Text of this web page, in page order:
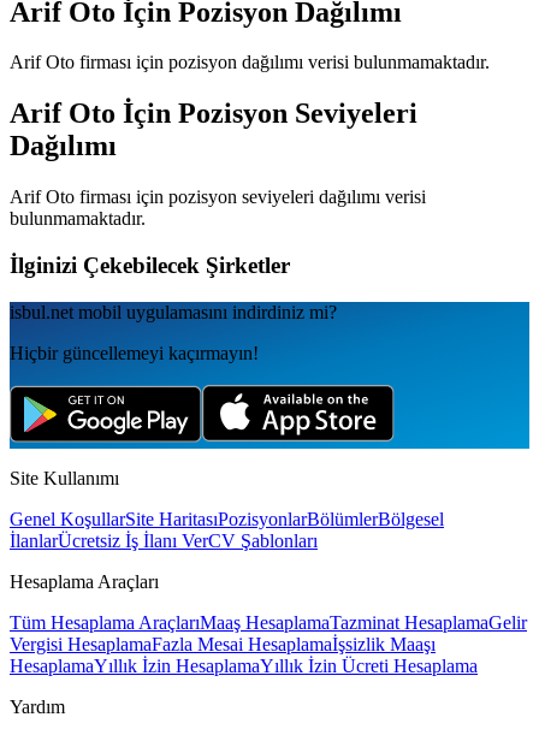
Arif Oto İçin Pozisyon Dağılımı
Arif Oto firması için pozisyon dağılımı verisi bulunmamaktadır.
Arif Oto İçin Pozisyon Seviyeleri
Dağılımı
Arif Oto firması için pozisyon seviyeleri dağılımı verisi
bulunmamaktadır.
İlginizi Çekebilecek Şirketler
isbul.net mobil uygulamаsını indirdiniz mi?
Hiçbir güncellemeyi kaçırmayın!
Site Kullanımı
Genel KoşullarSite HaritasıPozisyonlarBölümlerBölgesel
İlanlarÜcretsiz İş İlanı VerCV Şablonları
Hesaplama Araçları
Tüm Hesaplama AraçlarıMaaş HesaplamaTazminat HesaplamaGelir
Vergisi HesaplamaFazla Mesai Hesaplamaİşsizlik Maaşı
HesaplamaYıllık İzin HesaplamaYıllık İzin Ücreti Hesaplama
Yardım